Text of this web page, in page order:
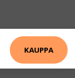
KAUPPA